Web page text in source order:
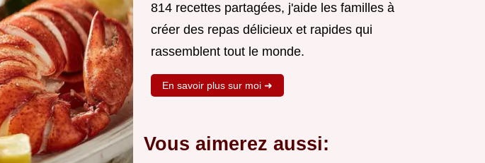
814 recettes partagées, j'aide les familles à
créer des repas délicieux et rapides qui
rassemblent tout le monde.
En savoir plus sur moi ➜
Vous aimerez aussi: